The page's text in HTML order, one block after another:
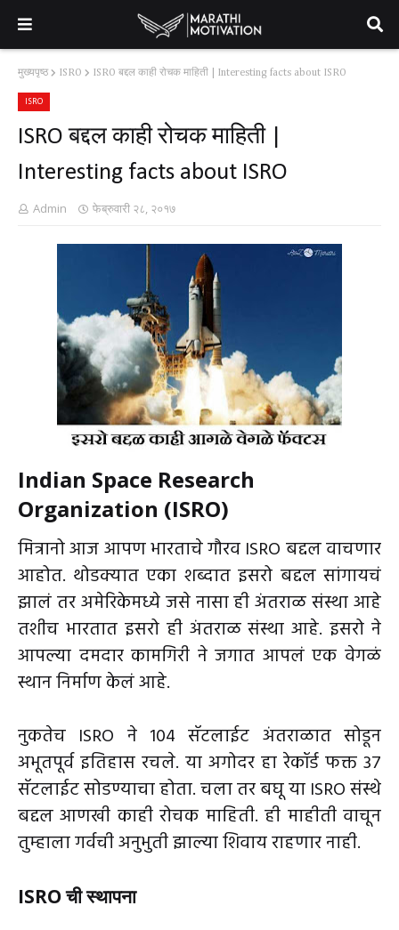
मुख्यपृष्ठ ISRO ISRO बद्दल काही रोचक माहिती | Interesting facts about ISRO
ISRO
ISRO बद्दल काही रोचक माहिती |
Interesting facts about ISRO
Admin फेब्रुवारी २८, २०१७
Indian Space Research
Organization (ISRO)
मित्रानो आज आपण भारताचे गौरव ISRO बद्दल वाचणार
आहोत. थोडक्यात एका शब्दात इसरो बद्दल सांगायचं
झालं तर अमेरिकेमध्ये जसे नासा ही अंतराळ संस्था आहे
तशीच भारतात इसरो ही अंतराळ संस्था आहे. इसरो ने
आपल्या दमदार कामगिरी ने जगात आपलं एक वेगळं
स्थान निर्माण केलं आहे.
नुकतेच ISRO ने 104 सॅटलाईट अंतराळात सोडून
अभूतपूर्व इतिहास रचले. या अगोदर हा रेकॉर्ड फक्त 37
सॅटलाईट सोडण्याचा होता. चला तर बघू या ISRO संस्थे
बद्दल आणखी काही रोचक माहिती. ही माहीती वाचून
तुम्हाला गर्वची अनुभुती झाल्या शिवाय राहणार नाही.
ISRO ची स्थापना